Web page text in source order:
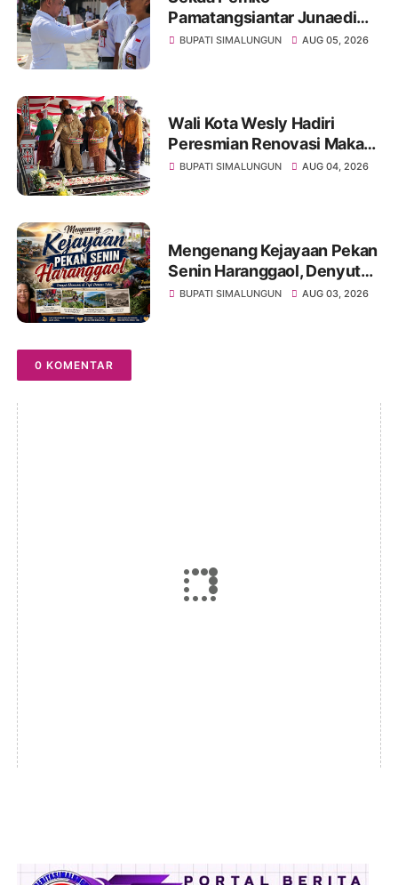
Pamatangsiantar Junaedi
Pembina Upacara
BUPATI SIMALUNGUN AUG 05, 2026
Wali Kota Wesly Hadiri
Peresmian Renovasi Makam
dr. Djasamen Saragih, Ajak
BUPATI SIMALUNGUN AUG 04, 2026
Mengenang Kejayaan Pekan
Senin Haranggaol, Denyut
Ekonomi di Tepi Danau Toba
BUPATI SIMALUNGUN AUG 03, 2026
0 KOMENTAR